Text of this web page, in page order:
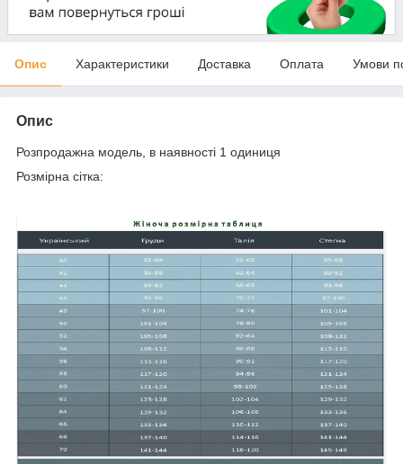
Опис Характеристики Доставка Оплата Умови
Опис
Розпродажна модель, в наявності 1 одиниця
Розмірна сітка: